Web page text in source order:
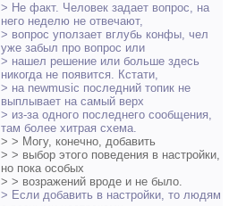
> Не факт. Человек задает вопрос, на
него неделю не отвечают,
> вопрос уползает вглубь конфы, чел
уже забыл про вопрос или
> нашел решение или больше здесь
никогда не появится. Кстати,
> на newmusic последний топик не
выплывает на самый верх
> из-за одного последнего сообщения,
там более хитрая схема.
> > Могу, конечно, добавить
> > выбор этого поведения в настройки,
но пока особых
> > возражений вроде и не было.
> Если добавить в настройки, то людям